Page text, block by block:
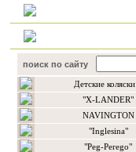
поиск по сайту
Детские коляски
"X-LANDER"
NAVINGTON
"Inglesina"
"Peg-Perego"